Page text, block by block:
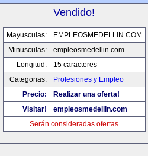
Vendido!
Mayusculas:
EMPLEOSMEDELLIN.COM
Minusculas:
empleosmedellin.com
Longitud:
15 caracteres
Categorias:
Profesiones y Empleo
Precio:
Realizar una oferta!
Visitar!
empleosmedellin.com
Serán consideradas ofertas